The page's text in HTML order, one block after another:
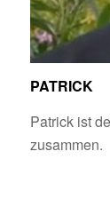
PATRICK
Patrick ist
zusammen.